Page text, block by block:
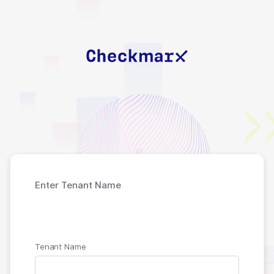
Almost there!
Enter Tenant Name
Tenant Name